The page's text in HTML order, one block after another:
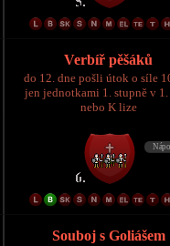
Verbíř pěšáků
do 12. dne pošli útok o síle
jen jednotkami 1. stupně v 1.
nebo K lize
Souboj s Goliášem